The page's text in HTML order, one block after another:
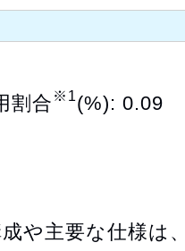
割合 ※1(%): 0.09
や主要な仕様は